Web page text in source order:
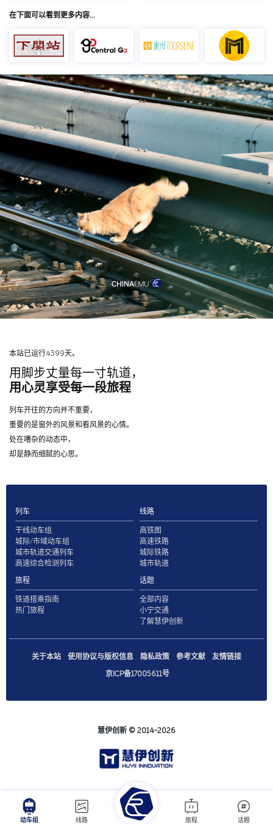
动车组 线路 旅程 话题
在下面可以看到更多内容…
本站已运行4399天。
用脚步丈量每一寸轨道，
用心灵享受每一段旅程
列车开往的方向并不重要，
重要的是窗外的风景和看风景的心情。
处在嘈杂的动态中，
却是静而细腻的心思。
列车
干线动车组
城际/市域动车组
城市轨道交通列车
高速综合检测列车
线路
高铁图
高速铁路
城际铁路
城市轨道
旅程
铁道搭乘指南
热门旅程
话题
全部内容
小宁交通
了解慧伊创新
关于本站 使用协议与版权信息 隐私政策 参考文献
友情链接
京ICP备17005611号
慧伊创新 © 2014-2026